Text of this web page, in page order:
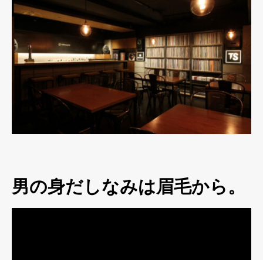
男の身だしなみは眉毛から。